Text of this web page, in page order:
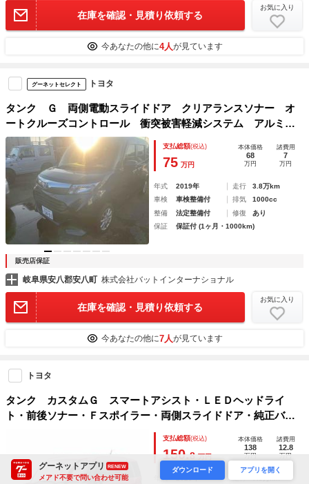
在庫を確認・見積り依頼する
お気に入り
今あなたの他に4人が見ています
グーネットセレクト トヨタ
タンク Ｇ 両側電動スライドドア クリアランスソナー オ
ートクルーズコントロール 衝突被害軽減システム アルミホ
イール オートマチックハイビーム オートライト スマート
キー アイドリングストップ ＣＶＴ
支払総額(税込)
75 万円
本体価格
68
万円
諸費用
7
万円
年式 2019年 走行
3.8万km
車検
車検整備付 排気
1000cc
整備
法定整備付 修復
あり
保証
保証付 (1ヶ月・1000km)
販売店保証
岐阜県安八郡安八町 株式会社バットインターナショナル
在庫を確認・見積り依頼する
お気に入り
今あなたの他に7人が見ています
トヨタ
タンク カスタムＧ スマートアシスト・ＬＥＤヘッドライ
ト・前後ソナー・Ｆスポイラー・両側スライドドア・純正バイ
ザー・純正フロアマット・１オーナー・禁煙車・地デジナビＴ
Ｖ・Ｂカメラ・ＥＴＣ・ＴＶジャンパー・ブルートゥース
支払総額(税込)
150.8万円
本体価格
138
万円
諸費用
12.8
万円
年式
グーネットアプリ RENEW
メアド不要で問い合わせ可能
ダウンロード アプリを開く